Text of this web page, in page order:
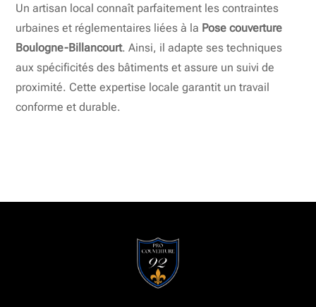
Un artisan local connaît parfaitement les contraintes
urbaines et réglementaires liées à la Pose couverture
Boulogne-Billancourt. Ainsi, il adapte ses techniques
aux spécificités des bâtiments et assure un suivi de
proximité. Cette expertise locale garantit un travail
conforme et durable.